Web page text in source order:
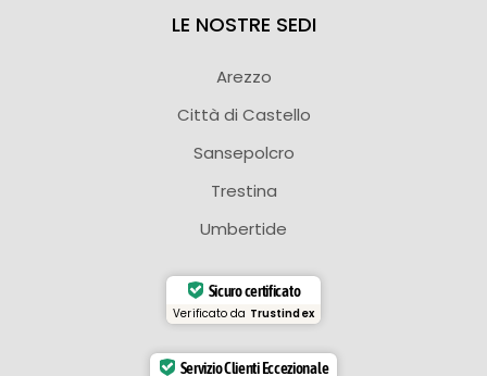
LE NOSTRE SEDI
Arezzo
Città di Castello
Sansepolcro
Trestina
Umbertide
Sicuro certificato
Verificato da Trustindex
Servizio Clienti Eccezionale